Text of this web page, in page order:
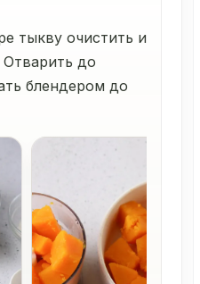
тыкву очистить и
Отварить до
блендером до